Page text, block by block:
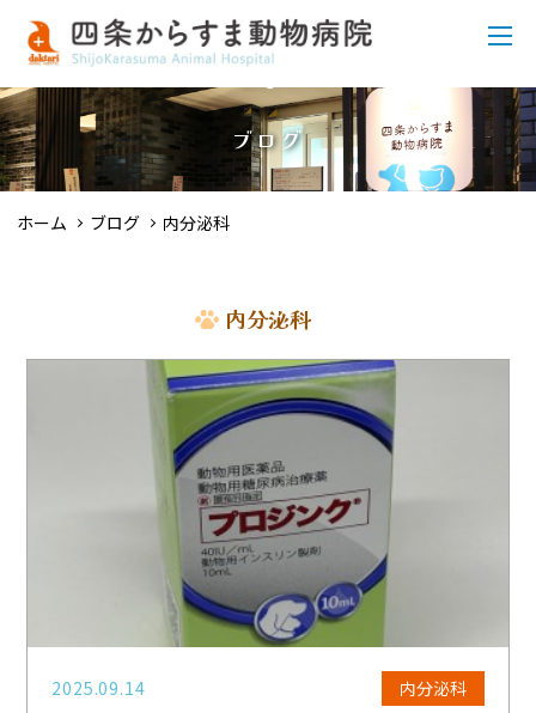
ブログ
ホーム ブログ 内分泌科
内分泌科
2025.09.14
内分泌科